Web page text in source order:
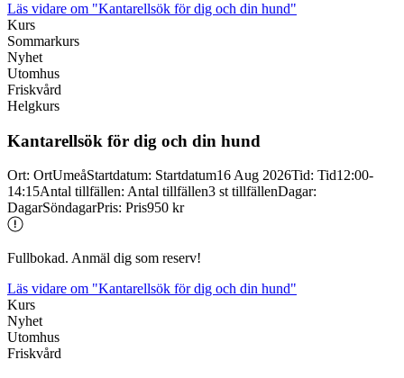
Läs vidare om "Kantarellsök för dig och din hund"
Kurs
Sommarkurs
Nyhet
Utomhus
Friskvård
Helgkurs
Kantarellsök för dig och din hund
Ort: OrtUmeåStartdatum: Startdatum16 Aug 2026Tid: Tid12:00-
14:15Antal tillfällen: Antal tillfällen3 st tillfällenDagar:
DagarSöndagarPris: Pris950 kr
Fullbokad. Anmäl dig som reserv!
Läs vidare om "Kantarellsök för dig och din hund"
Kurs
Nyhet
Utomhus
Friskvård